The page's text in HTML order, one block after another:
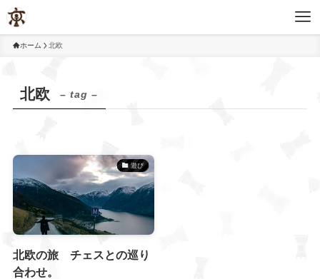
ホーム 北欧
北欧 – tag –
遊び
北欧の旅 チェスとの巡り
合わせ。